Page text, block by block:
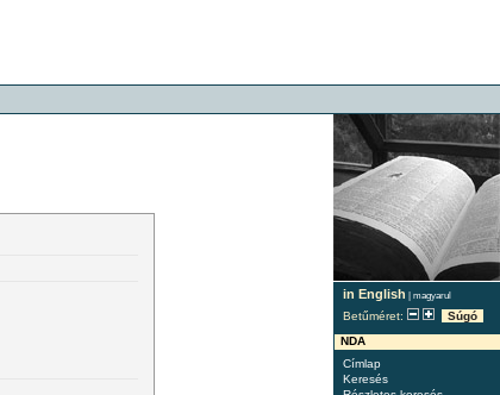
in English | magyarul
Betűméret:
Súgó
NDA
Címlap
Keresés